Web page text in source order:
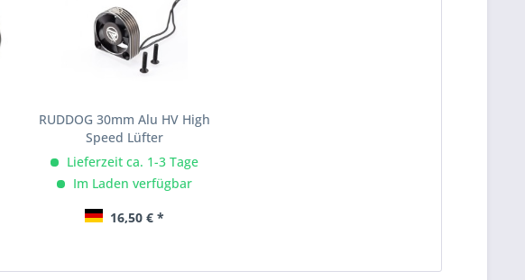
RUDDOG 30mm Alu HV High
Speed Lüfter
Lieferzeit ca. 1-3 Tage
Im Laden verfügbar
16,50 € *